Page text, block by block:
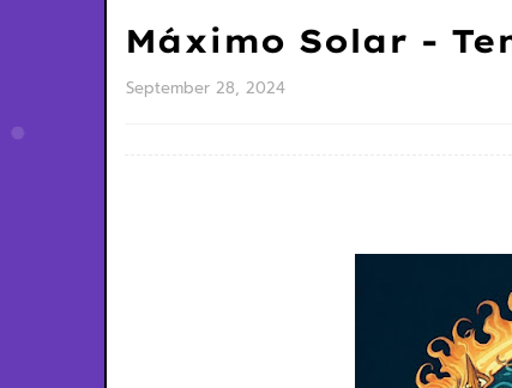
Máximo Solar -
September 28, 2024